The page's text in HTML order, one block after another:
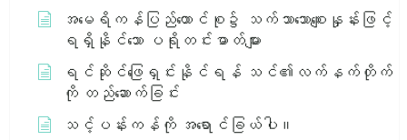
အမေရိကန်ပြည်ထောင်စု၌ သက်သာသောစျေးနှုန်းဖြင့်
ရရှိနိုင်သော ပရိုတင်းဓာတ်များ
ရင်ဆိုင်ဖြေရှင်းနိုင်ရန် သင်၏လက်နက်တိုက်
ကို တည်ဆောက်ခြင်း
သင့်ပန်းကန်ကို အရောင်ခြယ်ပါ။